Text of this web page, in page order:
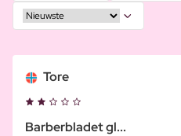
Tore
Barberbladet gl...